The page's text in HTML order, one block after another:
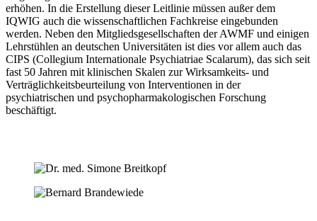
erhöhen. In die Erstellung dieser Leitlinie müssen außer dem
IQWIG auch die wissenschaftlichen Fachkreise eingebunden
werden. Neben den Mitgliedsgesellschaften der AWMF und einigen
Lehrstühlen an deutschen Universitäten ist dies vor allem auch das
CIPS (Collegium Internationale Psychiatriae Scalarum), das sich seit
fast 50 Jahren mit klinischen Skalen zur Wirksamkeits- und
Verträglichkeitsbeurteilung von Interventionen in der
psychiatrischen und psychopharmakologischen Forschung
beschäftigt.